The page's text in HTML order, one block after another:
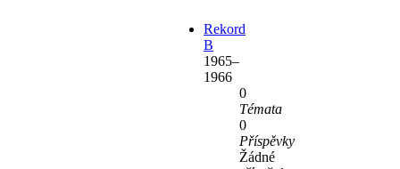
Rekord
B
1965–
1966
0
Témata
0
Příspěvky
Žádné